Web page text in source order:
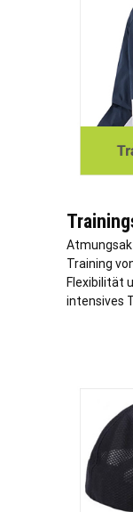
Training
Flexibilität
intensives